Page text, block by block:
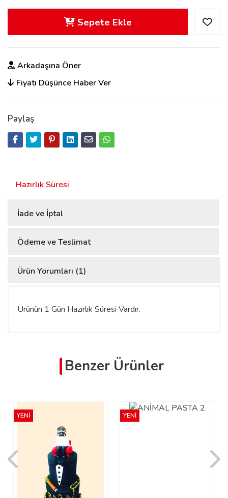
Sepete Ekle
Arkadaşına Öner
Fiyatı Düşünce Haber Ver
Paylaş
Hazırlık Süresi
İade ve İptal
Ödeme ve Teslimat
Ürün Yorumları (1)
Ürünün 1 Gün Hazırlık Süresi Vardır.
Benzer Ürünler
YENİ YENİ